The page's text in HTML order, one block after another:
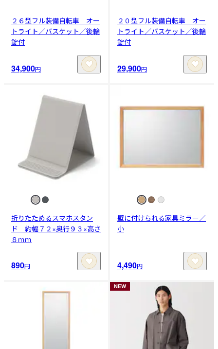
２６型フル装備自転車 オー
トライト／バスケット／後輪
錠付
34,900円
２０型フル装備自転車 オー
トライト／バスケット／後輪
錠付
29,900円
折りたためるスマホスタン
ド 約幅７２×奥行９３×高さ
８ｍｍ
890円
壁に付けられる家具ミラー／
小
4,490円
NEW